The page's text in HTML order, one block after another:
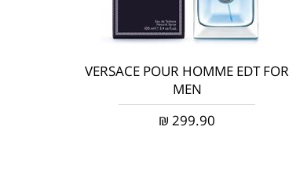
VERSACE POUR HOMME EDT FOR
MEN
299.90
₪